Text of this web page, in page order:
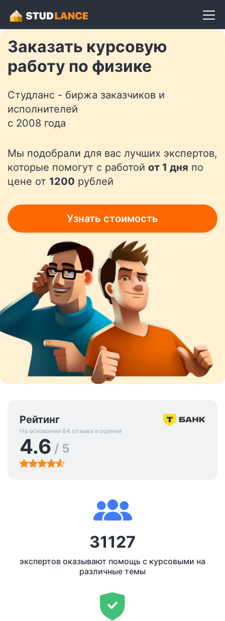
Заказать курсовую
работу по физике
Студланс - биржа заказчиков и
исполнителей
с 2008 года
Мы подобрали для вас лучших экспертов,
которые помогут с работой от 1 дня по
цене от 1200 рублей
Узнать стоимость
Рейтинг
На основании 84 отзыва и оценки
4.6 / 5
31127
экспертов оказывают помощь с курсовыми на
различные темы